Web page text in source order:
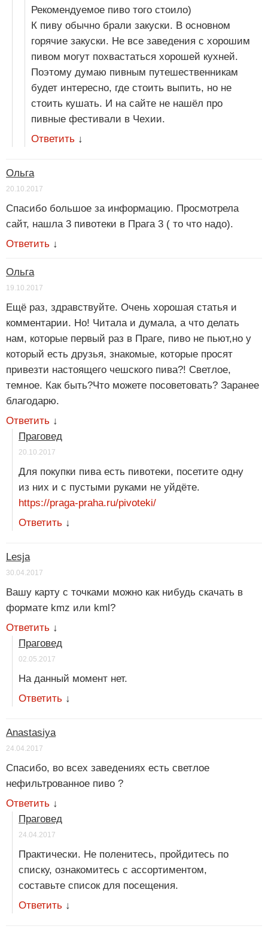
Рекомендуемое пиво того стоило)
К пиву обычно брали закуски. В основном
горячие закуски. Не все заведения с хорошим
пивом могут похвастаться хорошей кухней.
Поэтому думаю пивным путешественникам
будет интересно, где стоить выпить, но не
стоить кушать. И на сайте не нашёл про
пивные фестивали в Чехии.
Ответить ↓
Ольга
20.10.2017
Спасибо большое за информацию. Просмотрела
сайт, нашла 3 пивотеки в Прага 3 ( то что надо).
Ответить ↓
Ольга
19.10.2017
Ещё раз, здравствуйте. Очень хорошая статья и
комментарии. Но! Читала и думала, а что делать
нам, которые первый раз в Праге, пиво не пьют,но у
который есть друзья, знакомые, которые просят
привезти настоящего чешского пива?! Светлое,
темное. Как быть?Что можете посоветовать? Заранее
благодарю.
Ответить ↓
Праговед
20.10.2017
Для покупки пива есть пивотеки, посетите одну
из них и с пустыми руками не уйдёте.
https://praga-praha.ru/pivoteki/
Ответить ↓
Lesja
30.04.2017
Вашу карту с точками можно как нибудь скачать в
формате kmz или kml?
Ответить ↓
Праговед
02.05.2017
На данный момент нет.
Ответить ↓
Anastasiya
24.04.2017
Спасибо, во всех заведениях есть светлое
нефильтрованное пиво ?
Ответить ↓
Праговед
24.04.2017
Практически. Не поленитесь, пройдитесь по
списку, ознакомитесь с ассортиментом,
составьте список для посещения.
Ответить ↓